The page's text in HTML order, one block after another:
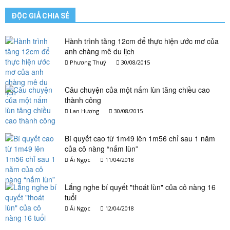
ĐỘC GIẢ CHIA SẺ
Hành trình tăng 12cm để thực hiện ước mơ của
anh chàng mê du lịch
Phương Thuý 30/08/2015
Câu chuyện của một nấm lùn tăng chiều cao
thành công
Lan Hương 30/08/2015
Bí quyết cao từ 1m49 lên 1m56 chỉ sau 1 năm
của cô nàng “nấm lùn”
Ái Ngọc 11/04/2018
Lắng nghe bí quyết "thoát lùn" của cô nàng 16
tuổi
Ái Ngọc 12/04/2018